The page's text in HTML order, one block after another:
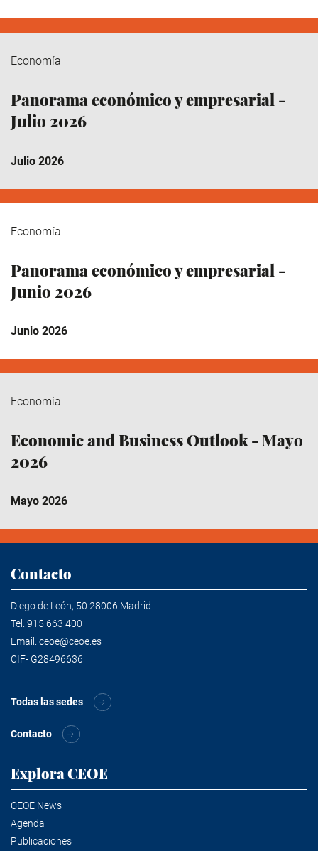
Economía
Panorama económico y empresarial -
Julio 2026
Julio 2026
Economía
Panorama económico y empresarial -
Junio 2026
Junio 2026
Economía
Economic and Business Outlook - Mayo
2026
Mayo 2026
Contacto
Diego de León, 50 28006 Madrid
Tel. 915 663 400
Email. ceoe@ceoe.es
CIF- G28496636
Todas las sedes
Contacto
Explora CEOE
CEOE News
Agenda
Publicaciones